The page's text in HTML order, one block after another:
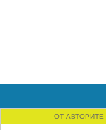
ОТ АВТОРИТЕ